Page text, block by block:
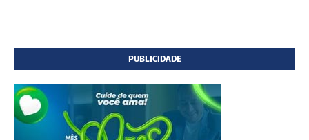
PUBLICIDADE